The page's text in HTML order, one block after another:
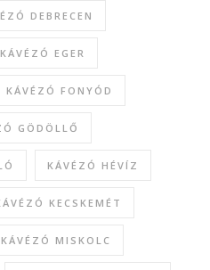
DEBRECEN
KÁVÉZÓ EGER
KÁVÉZÓ FONYÓD
GÖDÖLLŐ
KÁVÉZÓ HÉVÍZ
KECSKEMÉT
KÁVÉZÓ MISKOLC